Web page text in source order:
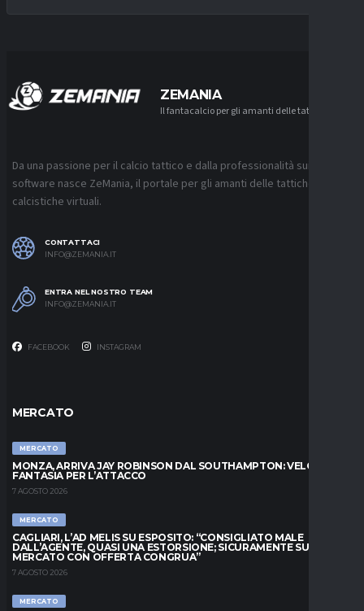
ZEMANIA
Il fantacalcio per gli amanti delle tattiche
Da una passione per il calcio tattico e dalla professionalità sui
software nasce ZeMania, il portale per gli amanti delle tattiche
calcistiche virtuali.
CONTATTACI
INFO@ZEMANIA.IT
ENTRA NEL NOSTRO TEAM
INFO@ZEMANIA.IT
FACEBOOK INSTAGRAM
MERCATO
MERCATO
MONZA, ARRIVA JAY ROBINSON DAL SOUTHAMPTON: VELOCITÀ E
FANTASIA PER L’ATTACCO
7 AGOSTO 2026
MERCATO
CAGLIARI, L’AD MELIS SU ESPOSITO: “CONSIGLIATO MALE
DALL’AGENTE, QUASI UNA ESTORSIONE; SICURAMENTE SUL
MERCATO CON OFFERTA CONGRUA”
7 AGOSTO 2026
MERCATO